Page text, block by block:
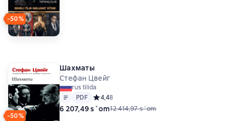
−50%
−50%
Шахматы
Стефан Цвейг
rus tilida
Matn
PDF
PDF Средний рейтинг 4,4 на основе 8 оценок
4,48
6 207,49 s`om12 414,97 s`om